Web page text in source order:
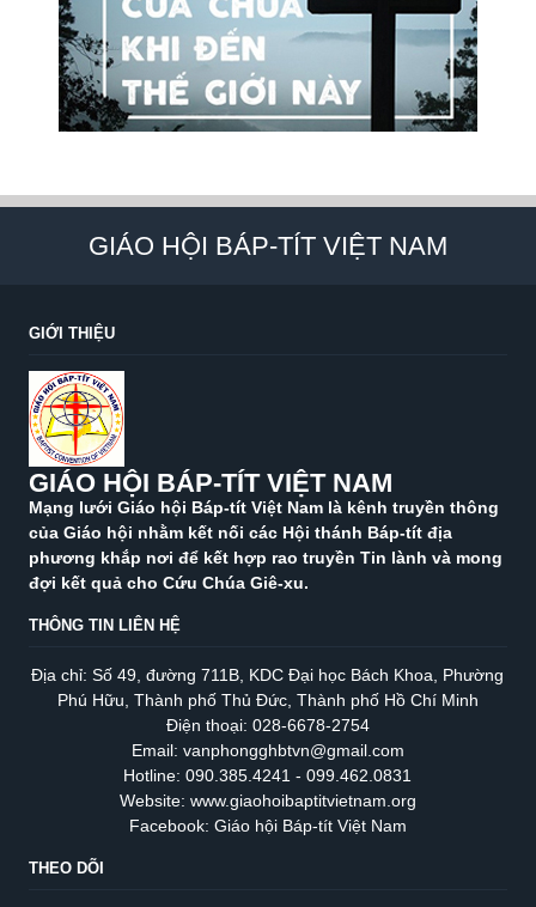
GIÁO HỘI BÁP-TÍT VIỆT NAM
GIỚI THIỆU
GIÁO HỘI BÁP-TÍT VIỆT NAM
Mạng lưới Giáo hội Báp-tít Việt Nam là kênh truyền thông
của Giáo hội nhằm kết nối các Hội thánh Báp-tít địa
phương khắp nơi để kết hợp rao truyền Tin lành và mong
đợi kết quả cho Cứu Chúa Giê-xu.
THÔNG TIN LIÊN HỆ
Địa chỉ: Số 49, đường 711B, KDC Đại học Bách Khoa, Phường
Phú Hữu, Thành phố Thủ Đức, Thành phố Hồ Chí Minh
Điện thoại: 028-6678-2754
Email: vanphongghbtvn@gmail.com
Hotline: 090.385.4241 - 099.462.0831
Website: www.giaohoibaptitvietnam.org
Facebook: Giáo hội Báp-tít Việt Nam
THEO DÕI